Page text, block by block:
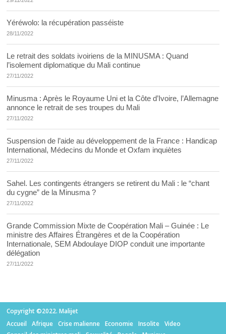
Yéréwolo: la récupération passéiste
28/11/2022
Le retrait des soldats ivoiriens de la MINUSMA : Quand
l’isolement diplomatique du Mali continue
27/11/2022
Minusma : Après le Royaume Uni et la Côte d’Ivoire, l’Allemagne
annonce le retrait de ses troupes du Mali
27/11/2022
Suspension de l’aide au développement de la France : Handicap
International, Médecins du Monde et Oxfam inquiètes
27/11/2022
Sahel. Les contingents étrangers se retirent du Mali : le “chant
du cygne” de la Minusma ?
27/11/2022
Grande Commission Mixte de Coopération Mali – Guinée : Le
ministre des Affaires Étrangères et de la Coopération
Internationale, SEM Abdoulaye DIOP conduit une importante
délégation
27/11/2022
Copyright ©2022. Malijet
Accueil
Afrique Crise malienne Economie Insolite
Video